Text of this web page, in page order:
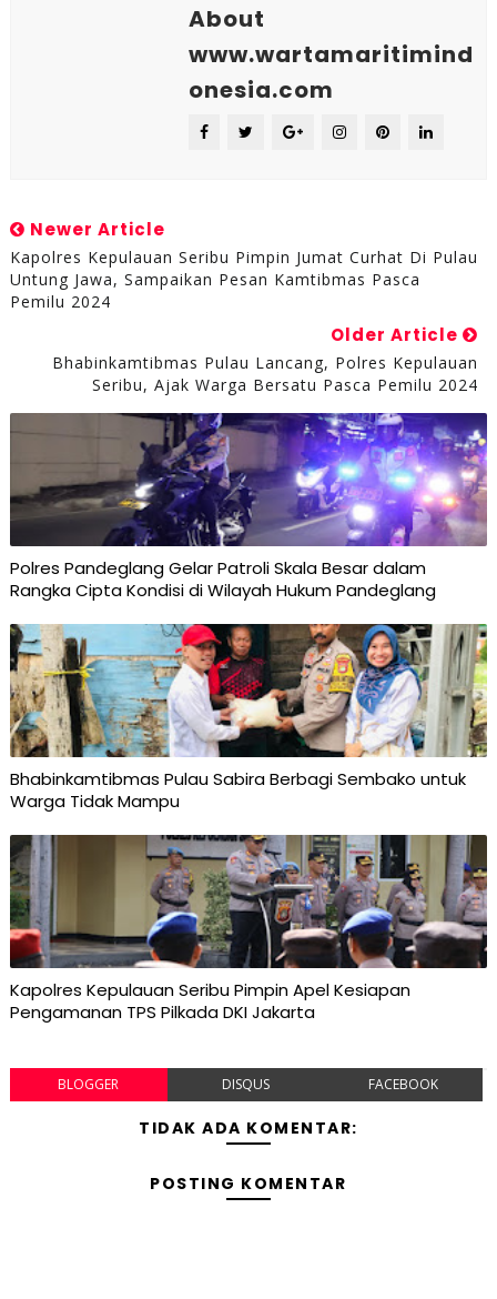
About
www.wartamaritimind
onesia.com
Newer Article
Kapolres Kepulauan Seribu Pimpin Jumat Curhat Di Pulau
Untung Jawa, Sampaikan Pesan Kamtibmas Pasca
Pemilu 2024
Older Article
Bhabinkamtibmas Pulau Lancang, Polres Kepulauan
Seribu, Ajak Warga Bersatu Pasca Pemilu 2024
Polres Pandeglang Gelar Patroli Skala Besar dalam
Rangka Cipta Kondisi di Wilayah Hukum Pandeglang
Bhabinkamtibmas Pulau Sabira Berbagi Sembako untuk
Warga Tidak Mampu
Kapolres Kepulauan Seribu Pimpin Apel Kesiapan
Pengamanan TPS Pilkada DKI Jakarta
BLOGGER DISQUS FACEBOOK
TIDAK ADA KOMENTAR:
POSTING KOMENTAR